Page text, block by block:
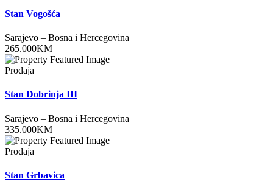
Stan Vogošća
Sarajevo – Bosna i Hercegovina
265.000KM
Prodaja
Stan Dobrinja III
Sarajevo – Bosna i Hercegovina
335.000KM
Prodaja
Stan Grbavica